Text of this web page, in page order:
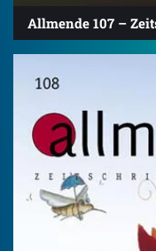
Allmende 107 –